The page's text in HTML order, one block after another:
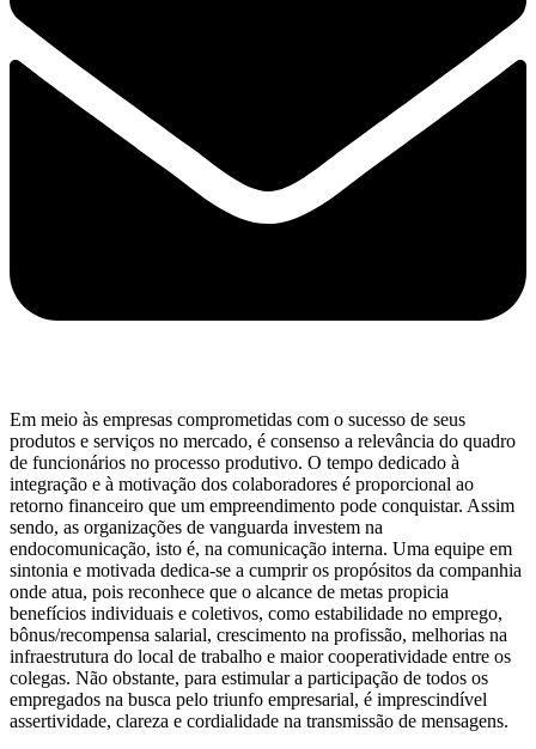
Em meio às empresas comprometidas com o sucesso de seus
produtos e serviços no mercado, é consenso a relevância do quadro
de funcionários no processo produtivo. O tempo dedicado à
integração e à motivação dos colaboradores é proporcional ao
retorno financeiro que um empreendimento pode conquistar. Assim
sendo, as organizações de vanguarda investem na
endocomunicação, isto é, na comunicação interna. Uma equipe em
sintonia e motivada dedica-se a cumprir os propósitos da companhia
onde atua, pois reconhece que o alcance de metas propicia
benefícios individuais e coletivos, como estabilidade no emprego,
bônus/recompensa salarial, crescimento na profissão, melhorias na
infraestrutura do local de trabalho e maior cooperatividade entre os
colegas. Não obstante, para estimular a participação de todos os
empregados na busca pelo triunfo empresarial, é imprescindível
assertividade, clareza e cordialidade na transmissão de mensagens.